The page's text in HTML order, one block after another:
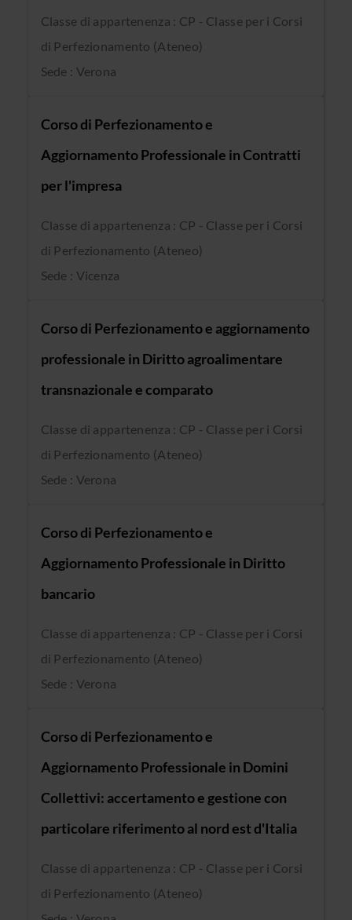
Classe di appartenenza : CP - Classe per i Corsi
di Perfezionamento (Ateneo)
Sede : Verona
Corso di Perfezionamento e
Aggiornamento Professionale in Contratti
per l'impresa
Classe di appartenenza : CP - Classe per i Corsi
di Perfezionamento (Ateneo)
Sede : Vicenza
Corso di Perfezionamento e aggiornamento
professionale in Diritto agroalimentare
transnazionale e comparato
Classe di appartenenza : CP - Classe per i Corsi
di Perfezionamento (Ateneo)
Sede : Verona
Corso di Perfezionamento e
Aggiornamento Professionale in Diritto
bancario
Classe di appartenenza : CP - Classe per i Corsi
di Perfezionamento (Ateneo)
Sede : Verona
Corso di Perfezionamento e
Aggiornamento Professionale in Domini
Collettivi: accertamento e gestione con
particolare riferimento al nord est d'Italia
Classe di appartenenza : CP - Classe per i Corsi
di Perfezionamento (Ateneo)